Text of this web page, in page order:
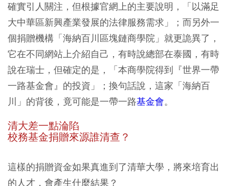
確實引人關注，但根據官網上的主要說明，「以滿足
大中華區新興產業發展的法律服務需求」；而另外一
個捐贈機構「海納百川區塊鏈商學院」就更詭異了，
它在不同網站上介紹自己，有時說總部在泰國，有時
說在瑞士，但確定的是，「本商學院得到『世界一帶
一路基金會』的投資」；換句話說，這家「海納百
川」的背後，竟可能是一帶一路基金會。
清大差一點淪陷
校務基金捐贈來源誰清查？
這樣的捐贈資金如果真進到了清華大學，將來培育出
的人才，會產生什麼結果？